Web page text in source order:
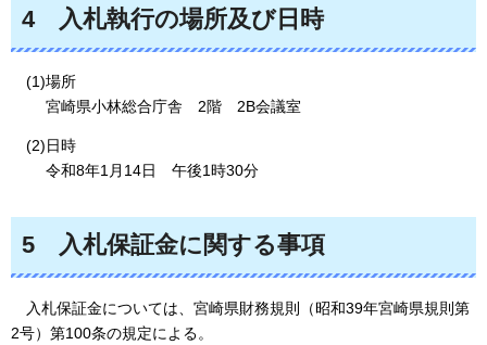
4 入札執行の場所及び日時
(1)場所
宮崎県小林総合庁舎
2階 2B会議室
(2)日時
令和8年1月14日
午後1時30分
5 入札保証金に関する事項
入札保証金については、 宮崎県財務規則（昭和39年宮崎県規則第
2号）第100条の規定による。